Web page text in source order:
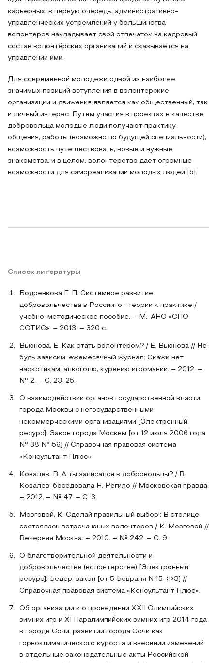
карьерных, в первую очередь, административно-
управленческих устремлений у большинства
волонтёров накладывает свой отпечаток на кадровый
состав волонтёрских организаций и сказывается на
управлении ими.
Для современной молодежи одной из наиболее
значимых позиций вступления в волонтерские
организации и движения является как общественный, так
и личный интерес. Путем участия в проектах в качестве
добровольца молодые люди получают практику
общения, работы (возможно по будущей специальности),
возможность путешествовать, новые и нужные
знакомства, и в целом, волонтерство дает огромные
возможности для самореализации молодых людей [5].
Список литературы
Бодренкова Г. П. Системное развитие
добровольчества в России: от теории к практике /
учебно-методическое пособие. – М.: АНО «СПО
СОТИС». – 2013. – 320 с.
Вьюнова, Е. Как стать волонтером? / Е. Вьюнова // Не
будь зависим: ежемесячный журнал: Скажи нет
наркотикам, алкоголю, курению игромании. – 2012. –
№ 2. – С. 23-25.
О взаимодействии органов государственной власти
города Москвы с негосударственными
некоммерческими организациями [Электронный
ресурс]: Закон города Москвы [от 12 июля 2006 года
№ 38 № 56] // Справочная правовая система
«Консультант Плюс».
Ковалев, В. А ты записался в добровольцы? / В.
Ковалев; беседовала Н. Регило // Московская правда.
– 2012. – № 47. – С. 3.
Мозговой, К. Сделай правильный выбор!: В столице
состоялась встреча юных волонтеров / К. Мозговой //
Вечерняя Москва. – 2010. – № 242. – С. 9.
О благотворительной деятельности и
добровольчестве (волонтерстве) [Электронный
ресурс]: федер. закон [от 5 февраля N 15-ФЗ] //
Справочная правовая система «Консультант Плюс».
Об организации и о проведении ХХII Олимпийских
зимних игр и XI Паралимпийских зимних игр 2014 года
в городе Сочи, развитии города Сочи как
горноклиматического курорта и внесении изменений
в отдельные законодательные акты Российской